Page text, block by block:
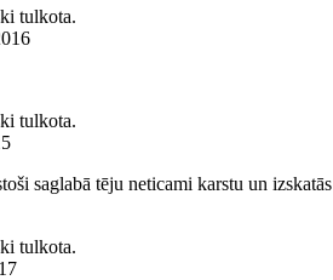
tulkota.
tulkota.
saglabā tēju neticami karstu un izskatās
tulkota.